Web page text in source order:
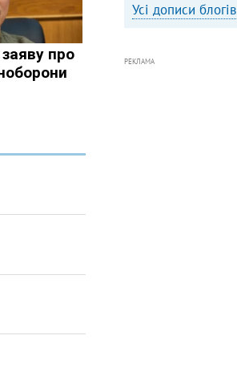
Усі дописи блогів
РЕКЛАМА